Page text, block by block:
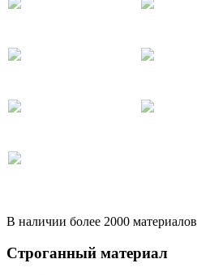
В наличии более 2000 материалов
Строганный материал